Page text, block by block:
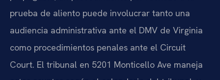
prueba de aliento puede involucrar tanto una
audiencia administrativa ante el DMV de Virginia
como procedimientos penales ante el Circuit
Court. El tribunal en 5201 Monticello Ave maneja